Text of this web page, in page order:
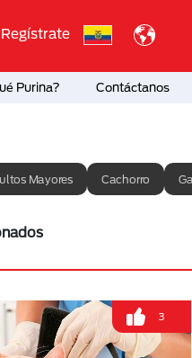
Regístrate
Purina? Contáctanos
Mayores Cachorro
3